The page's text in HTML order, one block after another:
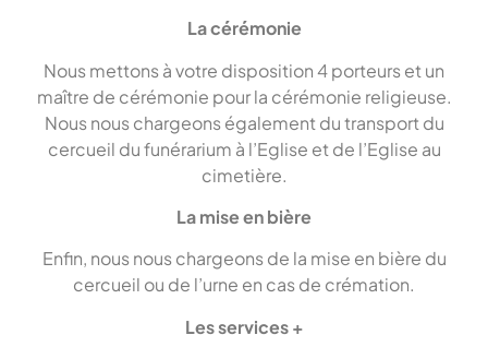
La cérémonie
Nous mettons à votre disposition 4 porteurs et un
maître de cérémonie pour la cérémonie religieuse.
Nous nous chargeons également du transport du
cercueil du funérarium à l’Eglise et de l’Eglise au
cimetière.
La mise en bière
Enfin, nous nous chargeons de la mise en bière du
cercueil ou de l’urne en cas de crémation.
Les services +